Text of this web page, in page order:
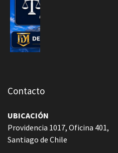
Contacto
UBICACIÓN
Providencia 1017, Oficina 401,
Santiago de Chile